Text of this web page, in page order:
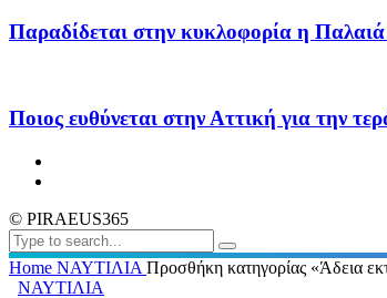
Παραδίδεται στην κυκλοφορία η
Ποιος ευθύνεται στην Αττική για την
© PIRAEUS365
Home ΝΑΥΤΙΛΙΑ Προσθήκη κατηγορίας «Άδεια
ΝΑΥΤΙΛΙΑ